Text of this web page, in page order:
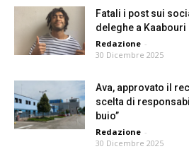
Fatali i post sui
deleghe a Kaabouri
Redazione -
30 Dicembre 2025
Ava, approvato il
scelta di
buio”
Redazione -
30 Dicembre 2025